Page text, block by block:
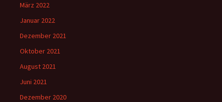
März 2022
Januar 2022
Dezember 2021
Oktober 2021
August 2021
Juni 2021
Dezember 2020